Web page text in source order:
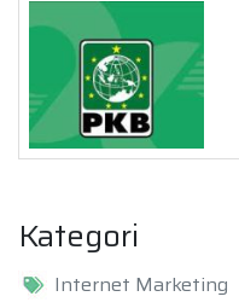
Kategori
Internet Marketing